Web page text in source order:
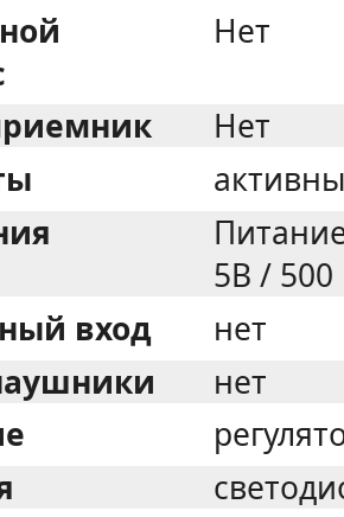
Нет
Нет
5В /
вход
нет
нет